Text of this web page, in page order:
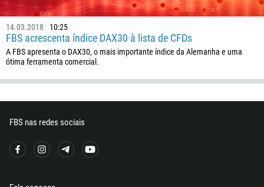
14.03.2018 10:25
FBS acrescenta índice DAX30 à lista de CFDs
A FBS apresenta o DAX30, o mais importante índice da Alemanha e uma
ótima ferramenta comercial.
FBS nas redes sociais
973
880
1246
375
32
501
229
975